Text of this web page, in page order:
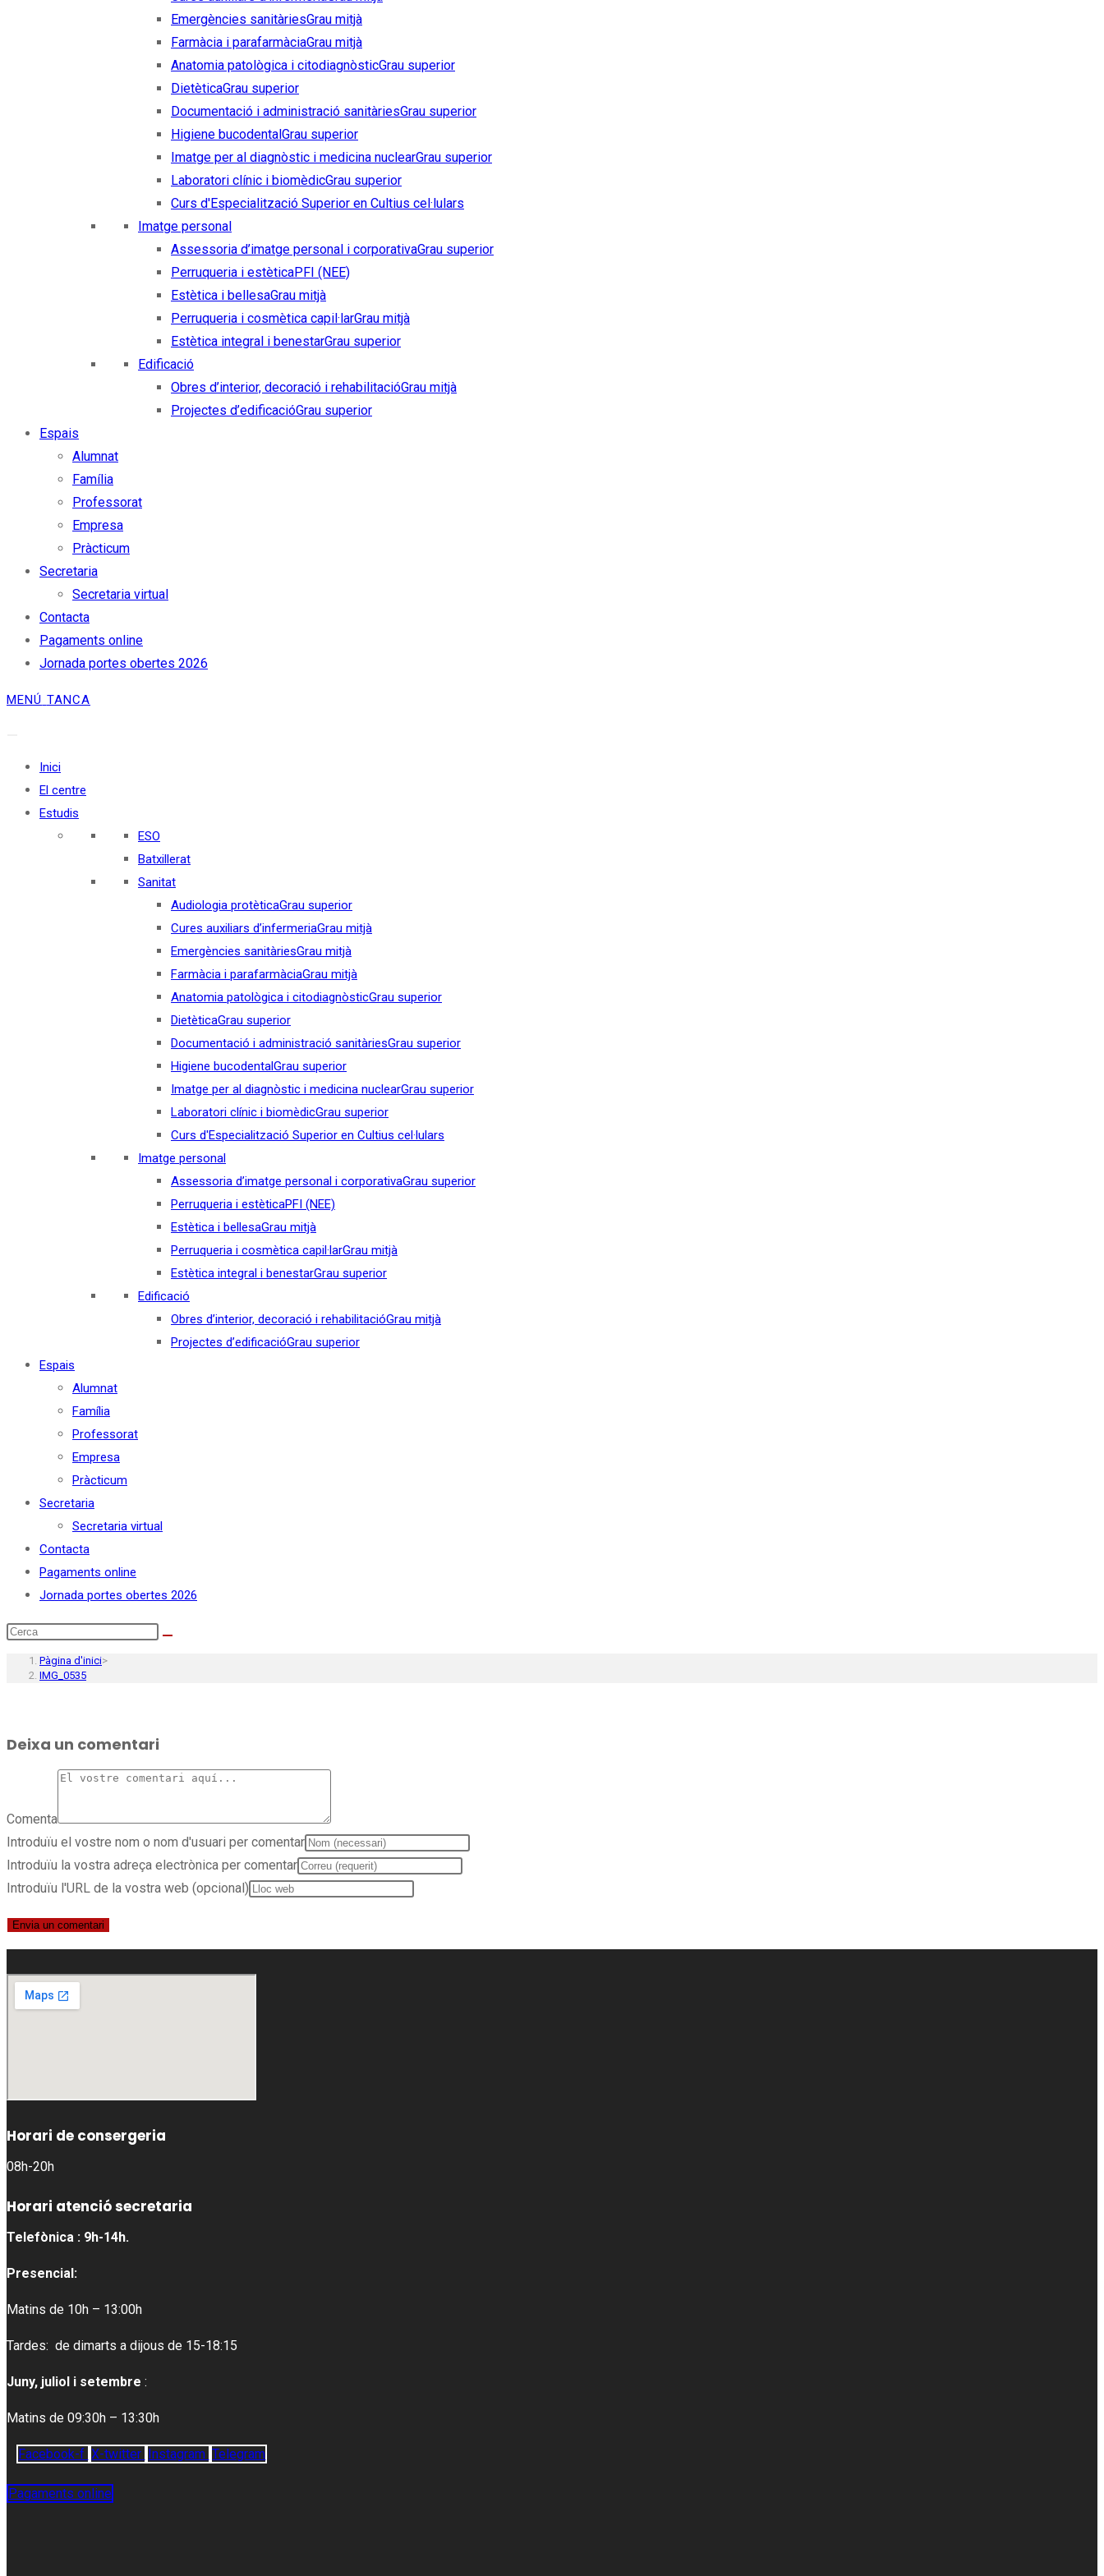
Emergències sanitàriesGrau mitjà
Farmàcia i parafarmàciaGrau mitjà
Anatomia patològica i citodiagnòsticGrau superior
DietèticaGrau superior
Documentació i administració sanitàriesGrau superior
Higiene bucodentalGrau superior
Imatge per al diagnòstic i medicina nuclearGrau superior
Laboratori clínic i biomèdicGrau superior
Curs d'Especialització Superior en Cultius cel·lulars
Imatge personal
Assessoria d’imatge personal i corporativaGrau superior
Perruqueria i estèticaPFI (NEE)
Estètica i bellesaGrau mitjà
Perruqueria i cosmètica capil·larGrau mitjà
Estètica integral i benestarGrau superior
Edificació
Obres d’interior, decoració i rehabilitacióGrau mitjà
Projectes d’edificacióGrau superior
Espais
Alumnat
Família
Professorat
Empresa
Pràcticum
Secretaria
Secretaria virtual
Contacta
Pagaments online
Jornada portes obertes 2026
MENÚ TANCA
Inici
El centre
Estudis
ESO
Batxillerat
Sanitat
Audiologia protèticaGrau superior
Cures auxiliars d’infermeriaGrau mitjà
Emergències sanitàriesGrau mitjà
Farmàcia i parafarmàciaGrau mitjà
Anatomia patològica i citodiagnòsticGrau superior
DietèticaGrau superior
Documentació i administració sanitàriesGrau superior
Higiene bucodentalGrau superior
Imatge per al diagnòstic i medicina nuclearGrau superior
Laboratori clínic i biomèdicGrau superior
Curs d'Especialització Superior en Cultius cel·lulars
Imatge personal
Assessoria d’imatge personal i corporativaGrau superior
Perruqueria i estèticaPFI (NEE)
Estètica i bellesaGrau mitjà
Perruqueria i cosmètica capil·larGrau mitjà
Estètica integral i benestarGrau superior
Edificació
Obres d’interior, decoració i rehabilitacióGrau mitjà
Projectes d’edificacióGrau superior
Espais
Alumnat
Família
Professorat
Empresa
Pràcticum
Secretaria
Secretaria virtual
Contacta
Pagaments online
Jornada portes obertes 2026
Pàgina d'inici>
IMG_0535
Deixa un comentari
Comenta
Introduïu el vostre nom o nom d'usuari per comentar
Introduïu la vostra adreça electrònica per comentar
Introduïu l'URL de la vostra web (opcional)
Horari de consergeria
08h-20h
Horari atenció secretaria
Telefònica : 9h-14h.
Presencial:
Matins de 10h – 13:00h
Tardes: de dimarts a dijous de 15-18:15
Juny, juliol i setembre :
Matins de 09:30h – 13:30h
Facebook-f X-twitter Instagram Telegram
Pagaments online